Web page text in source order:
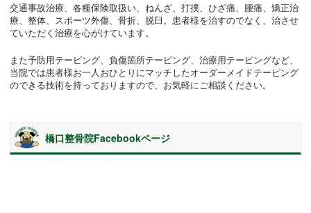
交通事故治療、各種保険取扱い、ねんざ、打撲、ひざ痛、腰痛、矯正治
療、整体、スポーツ外傷、骨折、脱臼。患者様を治すのでなく、治させ
ていただく治療を心がけています。
また予防用テーピング、負傷箇所テーピング、治療用テーピングなど、
当院では患者様お一人おひとりにマッチしたオーダーメイドテーピング
のできる技術を持っておりますので、お気軽にご相談ください。
橋口整骨院Facebookページ